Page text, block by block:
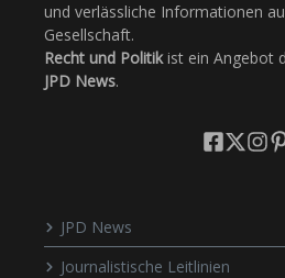
und verlässliche Informationen
Gesellschaft.
Recht und Politikist ein Angebot
JPD News.
JPD News
Journalistische Leitlinien